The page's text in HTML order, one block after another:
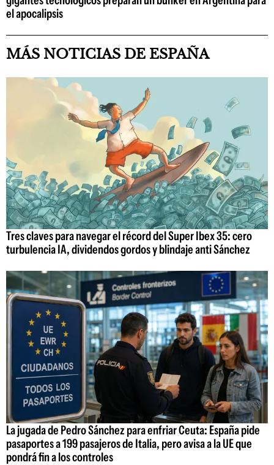
el apocalipsis
MÁS NOTICIAS DE ESPAÑA
Tres claves para navegar el récord del Super Ibex 35: cero
turbulencia IA, dividendos gordos y blindaje anti Sánchez
La jugada de Pedro Sánchez para enfriar Ceuta: España pide
pasaportes a 199 pasajeros de Italia, pero avisa a la UE que
pondrá fin a los controles